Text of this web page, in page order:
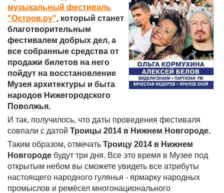
музыкальный фестиваль
"Остров.ру", который станет
благотворительным
фестивалем добрых дел, а
все собранные средства от
продажи билетов на него
пойдут на восстановление
Музея архитектуры и быта
народов Нижегородского
Поволжья.
И так, получилось, что даты проведения фестиваля
совпали с датой Троицы 2014 в Нижнем Новгороде.
Таким образом, отмечать Троицу 2014 в Нижнем
Новгороде будут три дня. Все это время в Музее под
открытым небом вы сможете увидеть все атрибуты
настоящего народного гулянья - ярмарку народных
промыслов и ремёсел многонационального